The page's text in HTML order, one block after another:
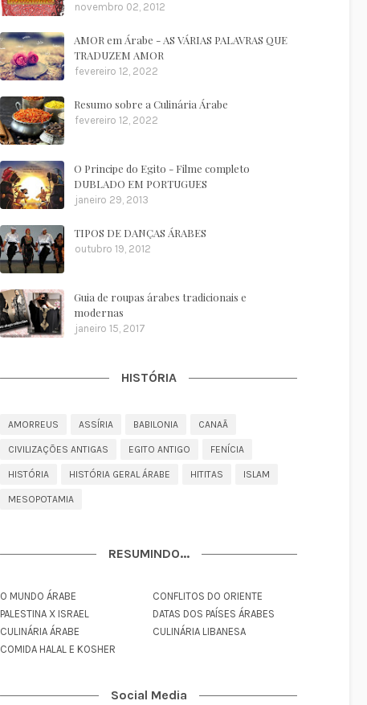
novembro 02, 2012
AMOR em Árabe - AS VÁRIAS PALAVRAS QUE
TRADUZEM AMOR
fevereiro 12, 2022
Resumo sobre a Culinária Árabe
fevereiro 12, 2022
O Principe do Egito - Filme completo
DUBLADO EM PORTUGUES
janeiro 29, 2013
TIPOS DE DANÇAS ÁRABES
outubro 19, 2012
Guia de roupas árabes tradicionais e
modernas
janeiro 15, 2017
HISTÓRIA
AMORREUS ASSÍRIA BABILONIA CANAÃ
CIVILIZAÇÕES ANTIGAS EGITO ANTIGO FENÍCIA
HISTÓRIA HISTÓRIA GERAL ÁRABE HITITAS ISLAM
MESOPOTAMIA
RESUMINDO...
O MUNDO ÁRABE
CONFLITOS DO ORIENTE
PALESTINA X ISRAEL
DATAS DOS PAÍSES ÁRABES
CULINÁRIA ÁRABE
CULINÁRIA LIBANESA
COMIDA HALAL E KOSHER
Social Media